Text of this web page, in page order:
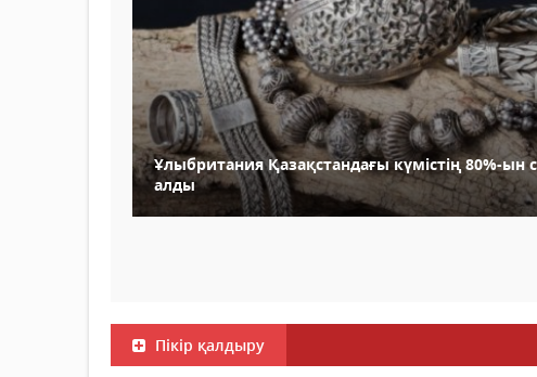
Ұлыбритания Қазақстандағы күмістің 80%-ын
алды
Пікір қалдыру